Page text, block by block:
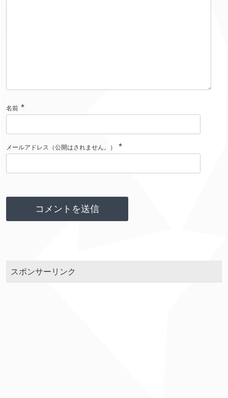
名前 *
メールアドレス（公開はされません。） *
スポンサーリンク